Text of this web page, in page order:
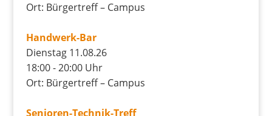
Ort: Bürgertreff – Campus
Handwerk-Bar
Dienstag 11.08.26
18:00 - 20:00 Uhr
Ort: Bürgertreff – Campus
Senioren-Technik-Treff